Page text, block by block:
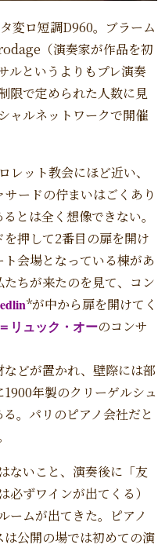
変ロ短調D960。ブラーム
（演奏家が作品を初
ルというよりもプレ演奏
限で定められた人数に見
ャルネットワークで開催
ット教会にほど近い、
ードの佇まいはごくあり
とは全く想像できない。
押して2番目の扉を開け
会場となっている棟があ
ちが来たのを見て、コン
*が中から扉を開けてく
リュック・オーのコンサ
どが置かれ、壁際には部
年製のクリーゲルシュ
。パリのピアノ会社だと
ないこと、演奏後に「友
ずワインが出てくる）
ームが出てきた。ピアノ
公開の場では初めての演